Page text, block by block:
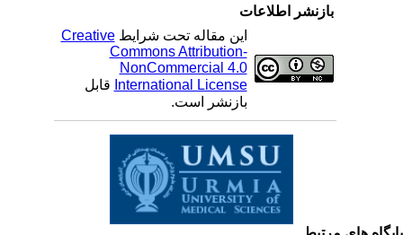
بازنشر اطلاعات
این مقاله تحت شرایطCreative
Commons Attribution-
NonCommercial 4.0
International Licenseقابل
بازنشر است.